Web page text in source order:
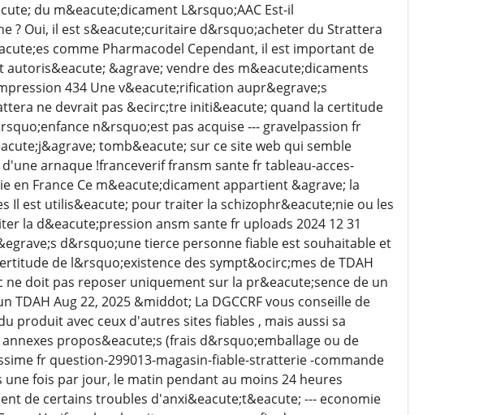
du m&eacute;dicament L&rsquo;AAC Est-il
? Oui, il est s&eacute;curitaire d&rsquo;acheter du Strattera
comme Pharmacodel Cependant, il est important de
&agrave; vendre des m&eacute;dicaments
434 Une v&eacute;rification aupr&egrave;s
ne devrait pas &ecirc;tre initi&eacute; quand la certitude
n&rsquo;est pas acquise --- gravelpassion fr
tomb&eacute; sur ce site web qui semble
arnaque !franceverif fransm sante fr tableau-acces-
France Ce m&eacute;dicament appartient &agrave; la
Il est utilis&eacute; pour traiter la schizophr&eacute;nie ou les
la d&eacute;pression ansm sante fr uploads 2024 12 31
d&rsquo;une tierce personne fiable est souhaitable et
de l&rsquo;existence des sympt&ocirc;mes de TDAH
doit pas reposer uniquement sur la pr&eacute;sence de un
Aug 22, 2025 &middot; La DGCCRF vous conseille de
produit avec ceux d'autres sites fiables , mais aussi sa
propos&eacute;s (frais d&rsquo;emballage ou de
fr question-299013-magasin-fiable-stratterie -commande
fois par jour, le matin pendant au moins 24 heures
de certains troubles d'anxi&eacute;t&eacute; --- economie